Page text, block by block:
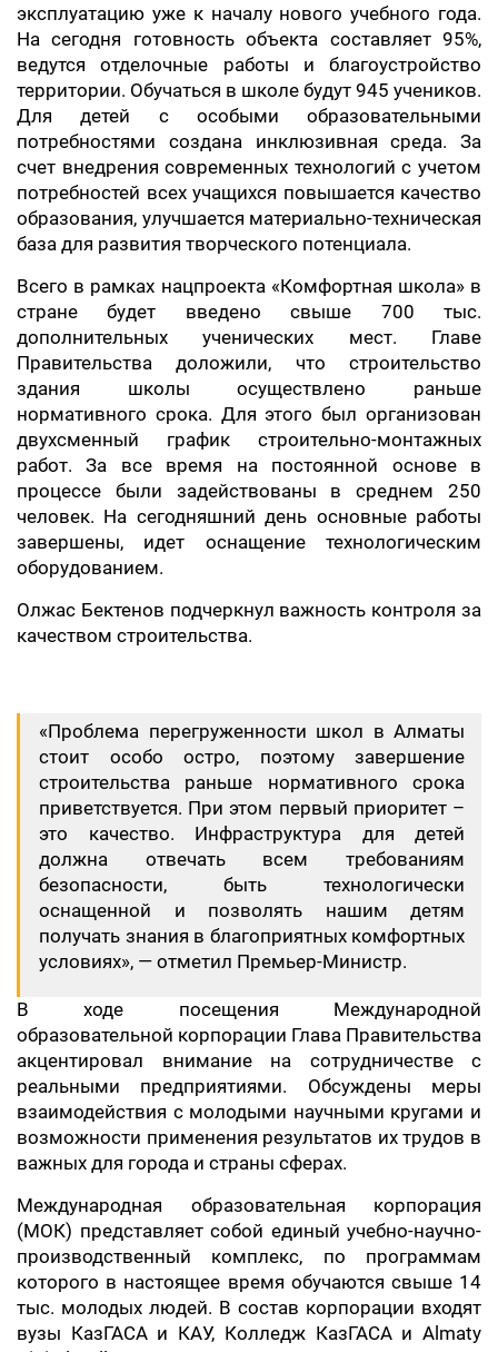
эксплуатацию уже к началу нового учебного года.
На сегодня готовность объекта составляет 95%,
ведутся отделочные работы и благоустройство
территории. Обучаться в школе будут 945 учеников.
Для детей с особыми образовательными
потребностями создана инклюзивная среда. За
счет внедрения современных технологий с учетом
потребностей всех учащихся повышается качество
образования, улучшается материально-техническая
база для развития творческого потенциала.
Всего в рамках нацпроекта «Комфортная школа» в
стране будет введено свыше 700 тыс.
дополнительных ученических мест. Главе
Правительства доложили, что строительство
здания школы осуществлено раньше
нормативного срока. Для этого был организован
двухсменный график строительно-монтажных
работ. За все время на постоянной основе в
процессе были задействованы в среднем 250
человек. На сегодняшний день основные работы
завершены, идет оснащение технологическим
оборудованием.
Олжас Бектенов подчеркнул важность контроля за
качеством строительства.
«Проблема перегруженности школ в Алматы
стоит особо остро, поэтому завершение
строительства раньше нормативного срока
приветствуется. При этом первый приоритет –
это качество. Инфраструктура для детей
должна отвечать всем требованиям
безопасности, быть технологически
оснащенной и позволять нашим детям
получать знания в благоприятных комфортных
условиях», — отметил Премьер-Министр.
В ходе посещения Международной
образовательной корпорации Глава Правительства
акцентировал внимание на сотрудничестве с
реальными предприятиями. Обсуждены меры
взаимодействия с молодыми научными кругами и
возможности применения результатов их трудов в
важных для города и страны сферах.
Международная образовательная корпорация
(МОК) представляет собой единый учебно-научно-
производственный комплекс, по программам
которого в настоящее время обучаются свыше 14
тыс. молодых людей. В состав корпорации входят
вузы КазГАСА и КАУ, Колледж КазГАСА и Almaty